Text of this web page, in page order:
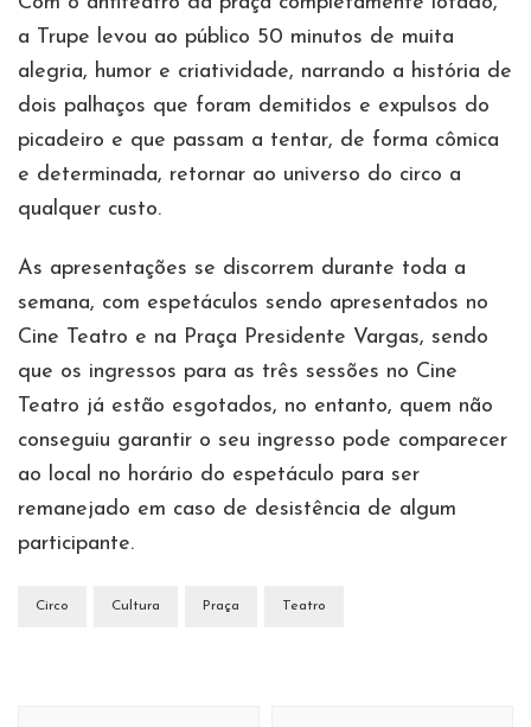
a Trupe levou ao público 50 minutos de muita
alegria, humor e criatividade, narrando a história de
dois palhaços que foram demitidos e expulsos do
picadeiro e que passam a tentar, de forma cômica
e determinada, retornar ao universo do circo a
qualquer custo.
As apresentações se discorrem durante toda a
semana, com espetáculos sendo apresentados no
Cine Teatro e na Praça Presidente Vargas, sendo
que os ingressos para as três sessões no Cine
Teatro já estão esgotados, no entanto, quem não
conseguiu garantir o seu ingresso pode comparecer
ao local no horário do espetáculo para ser
remanejado em caso de desistência de algum
participante.
Circo Cultura Praça Teatro